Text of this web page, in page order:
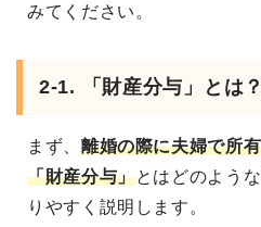
みてください。
2-1. 「財産分与」とは
まず、 離婚の際に夫婦で所
「財産分与」とはどのよう
りやすく説明します。